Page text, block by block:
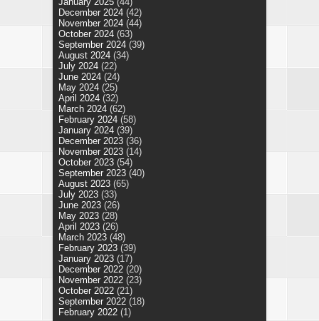
December 2024 (42)
November 2024 (44)
October 2024 (63)
September 2024 (39)
August 2024 (34)
July 2024 (22)
June 2024 (24)
May 2024 (25)
April 2024 (32)
March 2024 (62)
February 2024 (58)
January 2024 (39)
December 2023 (36)
November 2023 (14)
October 2023 (54)
September 2023 (40)
August 2023 (65)
July 2023 (33)
June 2023 (26)
May 2023 (28)
April 2023 (26)
March 2023 (48)
February 2023 (39)
January 2023 (17)
December 2022 (20)
November 2022 (23)
October 2022 (21)
September 2022 (18)
February 2022 (1)